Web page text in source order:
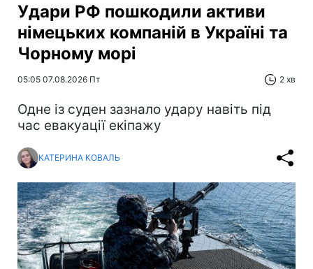
Удари РФ пошкодили активи
німецьких компаній в Україні та
Чорному морі
05:05 07.08.2026 Пт 2 хв
Одне із суден зазнало удару навіть під
час евакуації екіпажу
КАТЕРИНА КОВАЛЬ